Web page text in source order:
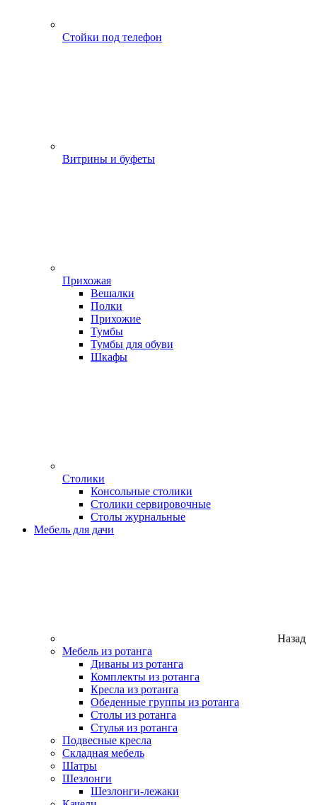
Стойки под телефон
Витрины и буфеты
Прихожая
Вешалки
Полки
Прихожие
Тумбы
Тумбы для обуви
Шкафы
Столики
Консольные столики
Столики сервировочные
Столы журнальные
Мебель для дачи
Назад
Мебель из ротанга
Диваны из ротанга
Комплекты из ротанга
Кресла из ротанга
Обеденные группы из ротанга
Столы из ротанга
Стулья из ротанга
Подвесные кресла
Складная мебель
Шатры
Шезлонги
Шезлонги-лежаки